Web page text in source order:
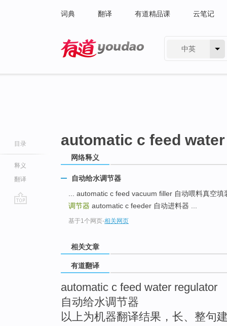
词典 翻译 有道精品课 云笔记
中英
目录
释义
翻译
automatic c feed
网络释义
自动给水调节器
... automatic c feed vacuum filler 自动喂料真空
调节器 automatic c feeder 自动进料器 ...
基于1个网页-相关网页
相关文章
有道翻译
automatic c feed water regulator
自动给水调节器
以上为机器翻译结果，长、整句